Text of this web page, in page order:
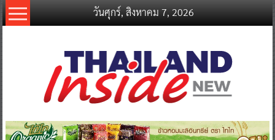
Skip
to
วันศุกร์, สิงหาคม 7, 2026
thailandinsidenew.com